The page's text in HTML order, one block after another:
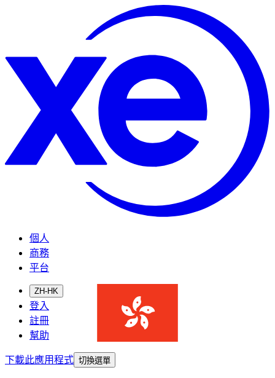
個人
商務
平台
ZH-HK
登入
註冊
幫助
下載此應用程式 切換選單